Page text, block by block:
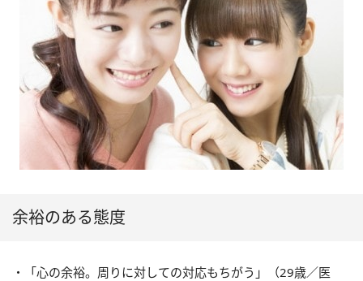
余裕のある態度
・「心の余裕。周りに対しての対応もちがう」（29歳／医